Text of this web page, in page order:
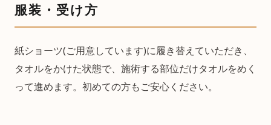
服装・受け方
紙ショーツ(ご用意しています)に履き替えていただき、
タオルをかけた状態で、施術する部位だけタオルをめく
って進めます。初めての方もご安心ください。